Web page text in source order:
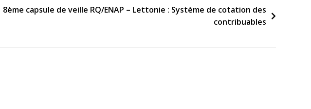
8ème capsule de veille RQ/ENAP – Lettonie : Système de cotation des
contribuables